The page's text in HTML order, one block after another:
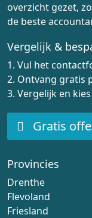
overzicht gezet,
de beste
Vergelijk &
1. Vul het
2. Ontvang gratis
3. Vergelijk en
Gratis
Provincies
Drenthe
Flevoland
Friesland